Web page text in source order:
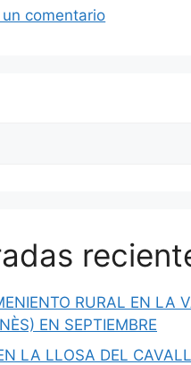
un comentario
RURAL EN LA
EN SEPTIEMBRE
LA LLOSA DEL